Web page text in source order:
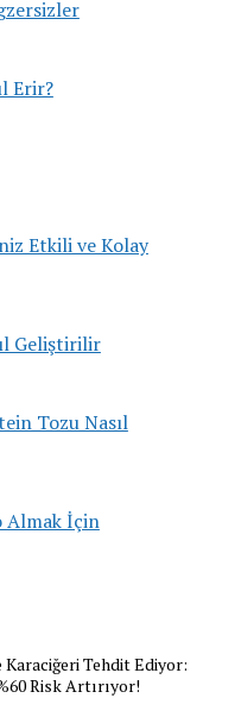
Erir?
Etkili ve Kolay
Geliştirilir
Tozu Nasıl
Almak İçin
Karaciğeri Tehdit Ediyor:
Risk Artırıyor!